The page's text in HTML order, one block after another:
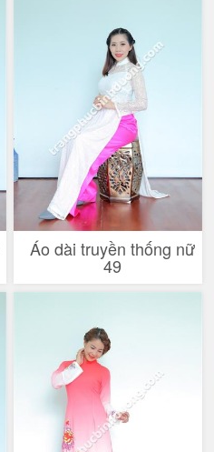
Áo dài truyền thống nữ
49